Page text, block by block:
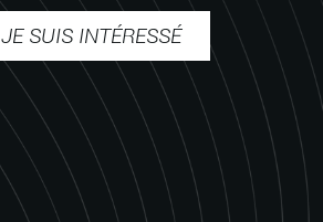
JE SUIS INTÉRESSÉ